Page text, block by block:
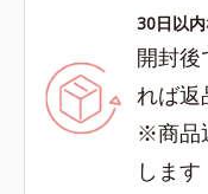
30日以
開封後
れば返
※商品
します